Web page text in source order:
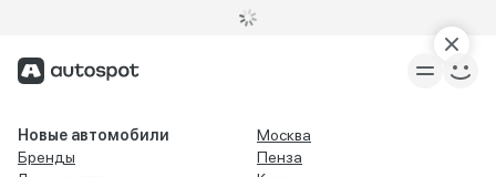
Новые автомобили
Бренды
Москва
Пенза